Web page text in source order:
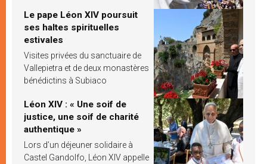
Le pape Léon XIV poursuit
ses haltes spirituelles
estivales
Visites privées du sanctuaire de
Vallepietra et de deux monastères
bénédictins à Subiaco
Léon XIV : « Une soif de
justice, une soif de charité
authentique »
Lors d’un déjeuner solidaire à
Castel Gandolfo, Léon XIV appelle